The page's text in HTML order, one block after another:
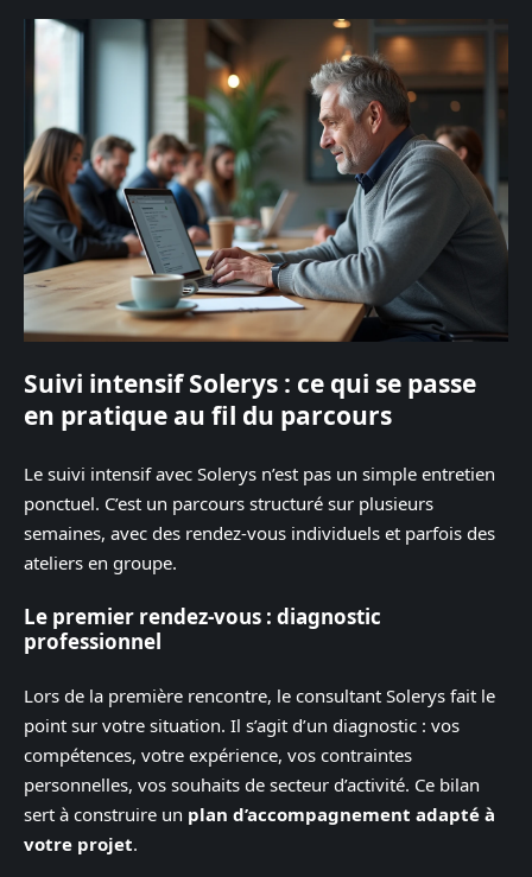
Suivi intensif Solerys : ce qui se passe
en pratique au fil du parcours
Le suivi intensif avec Solerys n’est pas un simple entretien
ponctuel. C’est un parcours structuré sur plusieurs
semaines, avec des rendez-vous individuels et parfois des
ateliers en groupe.
Le premier rendez-vous : diagnostic
professionnel
Lors de la première rencontre, le consultant Solerys fait le
point sur votre situation. Il s’agit d’un diagnostic : vos
compétences, votre expérience, vos contraintes
personnelles, vos souhaits de secteur d’activité. Ce bilan
sert à construire un plan d’accompagnement adapté à
votre projet.